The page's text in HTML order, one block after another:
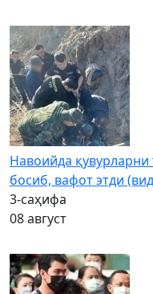
Навоийда
босиб, вафот этди
3-саҳифа
08 август